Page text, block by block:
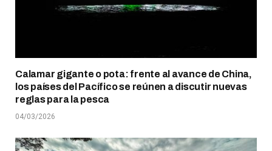
Calamar gigante o pota: frente al avance de China,
los países del Pacífico se reúnen a discutir nuevas
reglas para la pesca
04/03/2026